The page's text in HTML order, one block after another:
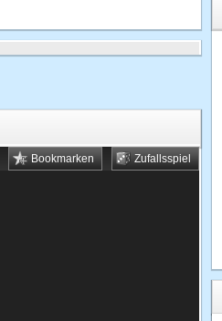
Zufallsspiel
Bookmarken